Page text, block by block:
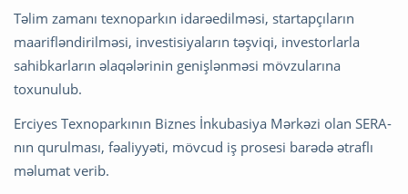
Təlim zamanı texnoparkın idarəedilməsi, startapçıların
maarifləndirilməsi, investisiyaların təşviqi, investorlarla
sahibkarların əlaqələrinin genişlənməsi mövzularına
toxunulub.
Erciyes Texnoparkının Biznes İnkubasiya Mərkəzi olan SERA-
nın qurulması, fəaliyyəti, mövcud iş prosesi barədə ətraflı
məlumat verib.